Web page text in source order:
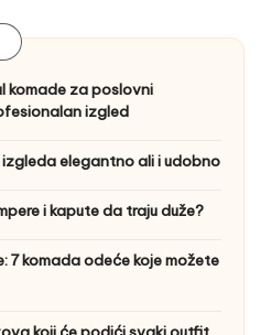
komade za poslovni
izgled
elegantno ali i udobno
i kapute da traju duže?
7 komada odeće koje možete